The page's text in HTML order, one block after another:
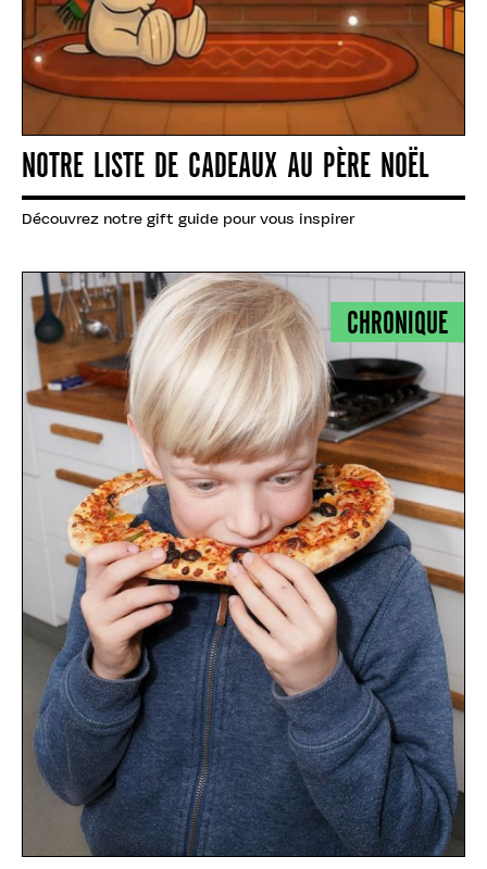
NOTRE LISTE DE CADEAUX AU PÈRE NOËL
Découvrez notre gift guide pour vous inspirer
CHRONIQUE